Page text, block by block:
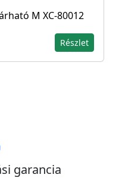
M XC-80012
Részlet
garancia